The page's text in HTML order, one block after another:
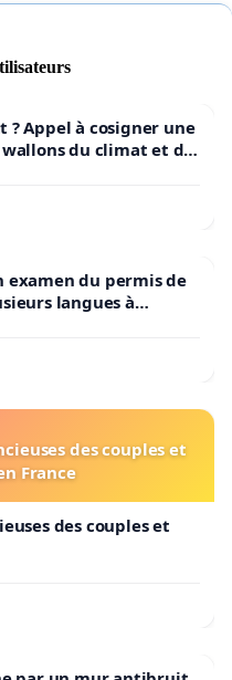
? Appel à cosigner une
du climat et de
examen du permis de
langues à
des couples et
France
des couples et